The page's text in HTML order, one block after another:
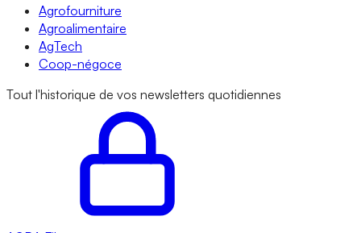
Agrofourniture
Agroalimentaire
AgTech
Coop-négoce
Tout l'historique de vos newsletters quotidiennes